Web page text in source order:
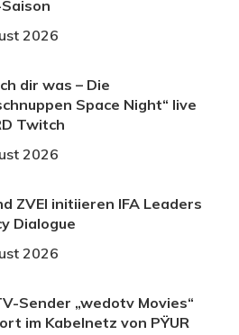
2026
dir was – Die
Space Night“ live
Twitch
2026
ZVEI initiieren IFA Leaders
Dialogue
2026
Sender „wedotv Movies“
im Kabelnetz von PŸUR